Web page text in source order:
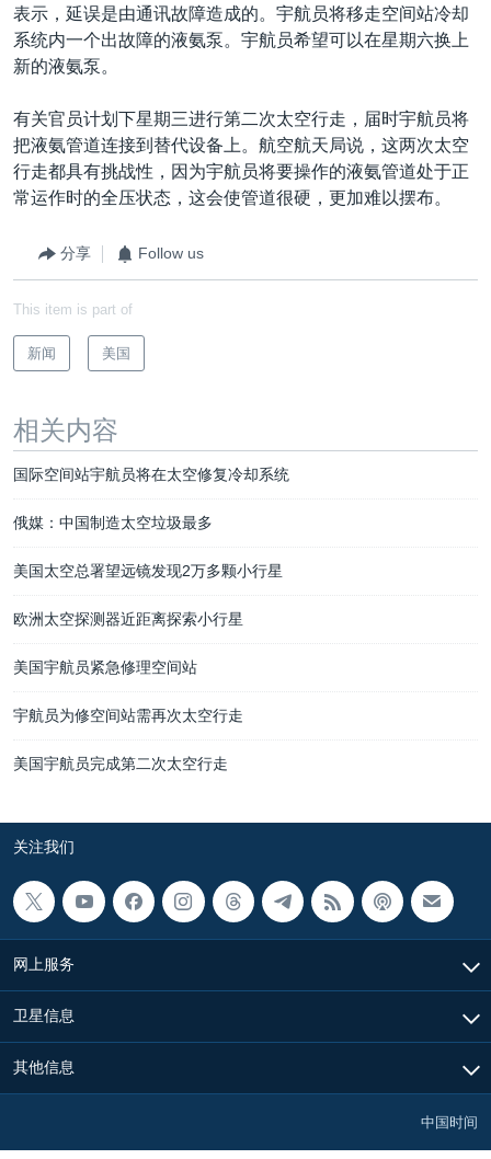
南中国海争端
关注西藏
GEN Z 看美国
表示，延误是由通讯故障造成的。宇航员将移走空间站冷却
系统内一个出故障的液氨泵。宇航员希望可以在星期六换上
新的液氨泵。
有关官员计划下星期三进行第二次太空行走，届时宇航员将
把液氨管道连接到替代设备上。航空航天局说，这两次太空
行走都具有挑战性，因为宇航员将要操作的液氨管道处于正
常运作时的全压状态，这会使管道很硬，更加难以摆布。
分享 Follow us
This item is part of
新闻 美国
相关内容
国际空间站宇航员将在太空修复冷却系统
俄媒：中国制造太空垃圾最多
美国太空总署望远镜发现2万多颗小行星
欧洲太空探测器近距离探索小行星
美国宇航员紧急修理空间站
宇航员为修空间站需再次太空行走
美国宇航员完成第二次太空行走
关注我们
网上服务
卫星信息
其他信息
中国时间